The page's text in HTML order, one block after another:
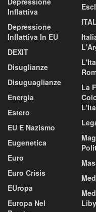
Inflattiva
Depressione
Inflattiva In EU
DEXIT
Disuglianze
Disuguaglianze
Energia
Estero
EU E Nazismo
Eugenetica
Euro
Euro Crisis
EUropa
Europa Nel
La